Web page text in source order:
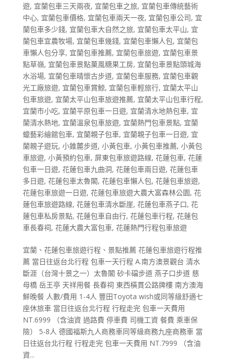
遊, 宜蘭包車三天兩夜, 宜蘭包車之旅, 宜蘭包車傳統藝術
中心, 宜蘭包車價格, 宜蘭包車兩天一夜, 宜蘭包車公司, 宜
蘭包車多少錢, 宜蘭包車大自然之旅, 宜蘭包車太平山, 宜
蘭包車宜農牧場, 宜蘭包車幾錢, 宜蘭包車懶人包, 宜蘭包
車懶人包分享, 宜蘭包車推薦, 宜蘭包車旅遊, 宜蘭包車景
點草嶺, 宜蘭包車景點菓風糖果工房, 宜蘭包車景點頭城海
水浴場, 宜蘭包車晴懷古步道, 宜蘭包車服務, 宜蘭包車觀
光工廠旅遊, 宜蘭包車賞鯨, 宜蘭包車輕旅行, 宜蘭太平山
包車旅遊, 宜蘭太平山包車旅遊推薦, 宜蘭太平山包車行程,
宜蘭市小吃, 宜蘭平原包車一日遊, 宜蘭清水地熱包車, 宜
蘭清水熱地, 宜蘭溫泉包車旅遊, 宜蘭熱門包車景點, 宜蘭
蠟藝彩繪館包車, 宜蘭親子包車, 宜蘭親子包車一日遊, 宜
蘭親子遊玩, 小錐麓步道, 小黃包車, 小黃包車推薦, 小黃包
車旅遊, 小黃預約包車, 屏東包車旅遊路線, 花蓮包車, 花蓮
包車一日遊, 花蓮包車九曲洞, 花蓮包車兩日遊, 花蓮包車
多日遊, 花蓮包車太魯閣, 花蓮包車懶人包, 花蓮包車旅遊,
花蓮包車旅遊一日遊, 花蓮包車旅遊大農大富森林公園, 花
蓮包車旅遊路線, 花蓮包車清水斷崖, 花蓮包車燕子口, 花
蓮包車私房景點, 花蓮包車自由行, 花蓮包車行程, 花蓮包
車長春祠, 花蓮大農大富包車, 花蓮熱門行程包車旅遊
宜蘭、花蓮包車旅遊行程、景點推薦 花蓮包車旅遊行程推
薦 當日往返台北行程 包車一天行程 A.南方澳景觀台 清水
斷涯（台灣十景之一）太魯閣 砂卡礑步道 燕子口步道 慈
母橋 岳王亭 天祥用餐 長春祠 東西橫貫公路牌樓 南方澳海
鮮晚餐 人數/費用 1-4人 豐田Toyota wish或同等級舒適七
座休旅車 當日往返台北行程 行程走完 包車一天費用
NT.6999 （含油資 過路費 停車費 司機工資 餐費 乘車保
險） 5-8人 德國福斯九人商務車同等級商務九座商務車 當
日往返台北行程 行程走完 包車一天費用 NT.7999 （含油
資...